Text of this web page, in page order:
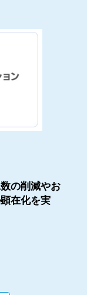
の削減やお
在化を実